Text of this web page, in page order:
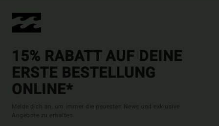
15% RABATT AUF DEINE
ERSTE BESTELLUNG
ONLINE*
Melde dich an, um immer die neuesten News und exklusive
Angebote zu erhalten.